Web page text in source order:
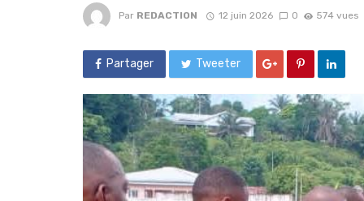
Par REDACTION 12 juin 2026 0 574 vues
Partager Tweeter